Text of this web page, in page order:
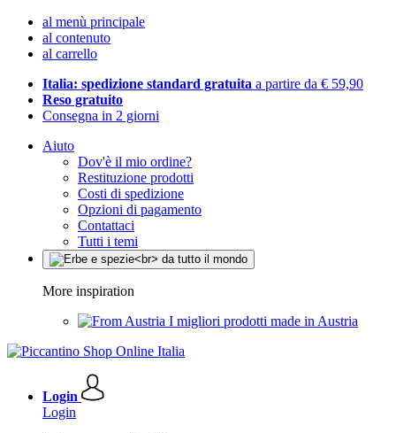
al menù principale
al contenuto
al carrello
Italia: spedizione standard gratuita a partire da € 59,90
Reso gratuito
Consegna in 2 giorni
Aiuto
Dov'è il mio ordine?
Restituzione prodotti
Costi di spedizione
Opzioni di pagamento
Contattaci
Tutti i temi
More inspiration
I migliori prodotti made in Austria
Login
Login